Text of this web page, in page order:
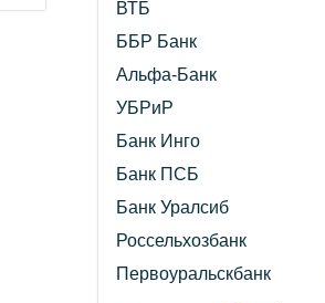
ВТБ
ББР Банк
Альфа-Банк
УБРиР
Банк Инго
Банк ПСБ
Банк Уралсиб
Россельхозбанк
Первоуральскбанк